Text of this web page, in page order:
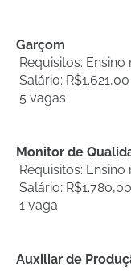
Garçom
Requisitos:
Salário:
5 vagas
Monitor de
Requisitos:
Salário:
1 vaga
Auxiliar de